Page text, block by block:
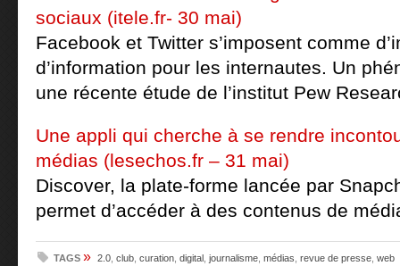
sociaux (itele.fr- 30 mai)
Facebook et Twitter s’imposent comme
d’information pour les internautes. Un
une récente étude de l’institut Pew
Une appli qui cherche à se rendre
médias (lesechos.fr – 31 mai)
Discover, la plate-forme lancée par
permet d’accéder à des contenus de
TAGS » 2.0 club curation digital journalisme médias revue de presse web